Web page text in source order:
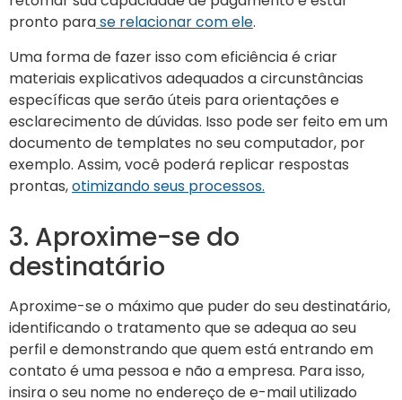
pronto parase relacionar com ele.
Uma forma de fazer isso com eficiência é criar
materiais explicativos adequados a circunstâncias
específicas que serão úteis para orientações e
esclarecimento de dúvidas. Isso pode ser feito em um
documento de templates no seu computador, por
exemplo. Assim, você poderá replicar respostas
prontas,otimizando seus processos.
3. Aproxime-se do
destinatário
Aproxime-se o máximo que puder do seu destinatário,
identificando o tratamento que se adequa ao seu
perfil e demonstrando que quem está entrando em
contato é uma pessoa e não a empresa. Para isso,
insira o seu nome no endereço de e-mail utilizado